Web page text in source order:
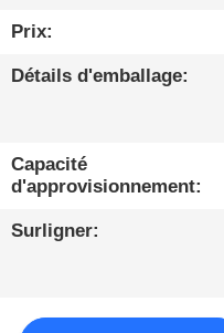
NOUS
D'USINE
CONDITIONS
Prix:
Détails d'emballage:
Capacité
d'approvisionnement:
Surligner: